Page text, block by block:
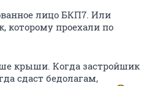
лицо БКП7. Или
которому проехали по
крыши. Когда застройшик
сдаст бедолагам,